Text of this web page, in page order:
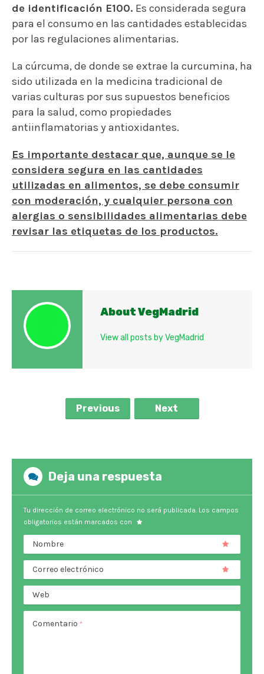
de identificación E100. Es considerada segura
para el consumo en las cantidades establecidas
por las regulaciones alimentarias.
La cúrcuma, de donde se extrae la curcumina, ha
sido utilizada en la medicina tradicional de
varias culturas por sus supuestos beneficios
para la salud, como propiedades
antiinflamatorias y antioxidantes.
Es importante destacar que, aunque se le
considera segura en las cantidades
utilizadas en alimentos, se debe consumir
con moderación, y cualquier persona con
alergias o sensibilidades alimentarias debe
revisar las etiquetas de los productos.
About VegMadrid
View all posts by VegMadrid
Previous Next
Deja una respuesta
Tu dirección de correo electrónico no será publicada. Los campos
obligatorios están marcados con
Nombre
Correo electrónico
Web
Comentario *